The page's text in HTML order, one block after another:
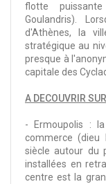
flotte
Goulandris).
d'Athènes, la
stratégique au
presque à
capitale des
A DECOUVRIR
- Ermoupolis :
commerce
siècle autour du
installées en
centre est la